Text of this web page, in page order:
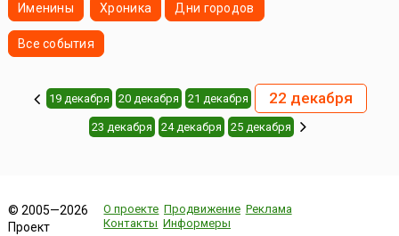
Именины Хроника Дни городов
Все события
19 декабря 20 декабря 21 декабря 22 декабря
23 декабря 24 декабря 25 декабря
© 2005—2026
Проект
О проекте Продвижение Реклама
Контакты Информеры